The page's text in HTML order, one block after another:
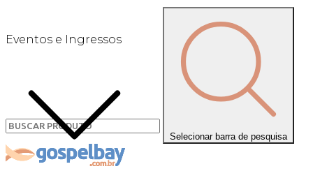
Eventos e Ingressos
Selecionar barra de pesquisa